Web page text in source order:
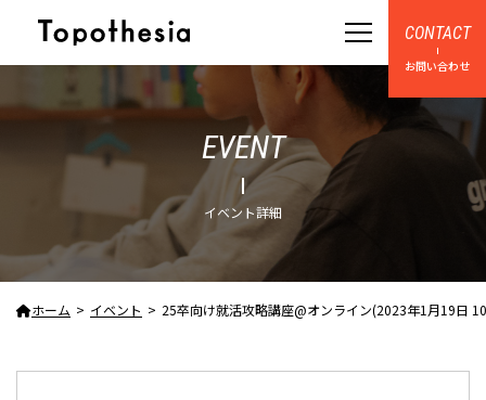
CONTACT
お問い合わせ
EVENT
イベント詳細
ホーム イベント 25卒向け就活攻略講座@オンライン(2023年1月19日